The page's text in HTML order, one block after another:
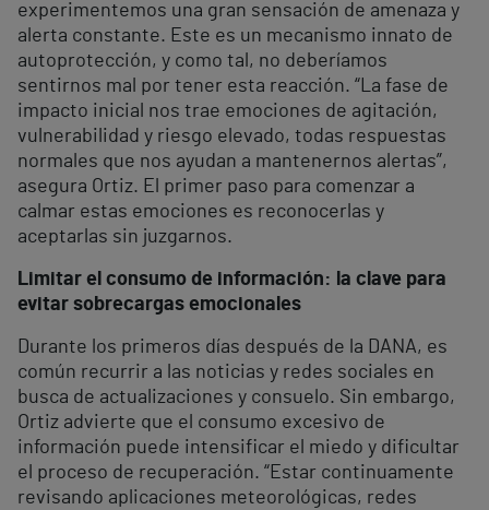
experimentemos una gran sensación de amenaza y
alerta constante. Este es un mecanismo innato de
autoprotección, y como tal, no deberíamos
sentirnos mal por tener esta reacción. “La fase de
impacto inicial nos trae emociones de agitación,
vulnerabilidad y riesgo elevado, todas respuestas
normales que nos ayudan a mantenernos alertas”,
asegura Ortiz. El primer paso para comenzar a
calmar estas emociones es reconocerlas y
aceptarlas sin juzgarnos.
Limitar el consumo de información: la clave para
evitar sobrecargas emocionales
Durante los primeros días después de la DANA, es
común recurrir a las noticias y redes sociales en
busca de actualizaciones y consuelo. Sin embargo,
Ortiz advierte que el consumo excesivo de
información puede intensificar el miedo y dificultar
el proceso de recuperación. “Estar continuamente
revisando aplicaciones meteorológicas, redes